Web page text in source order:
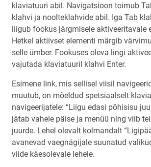
klaviatuuri abil. Navigatsioon toimub
klahvi ja noolteklahvide abil. Iga Tab
liigub fookus järgmisele aktiveeritavale
Hetkel aktiivset elementi märgib
selle ümber. Fookuses oleva lingi
vajutada klaviatuuril klahvi Enter.
Esimene link, mis sellisel viisil
muutub, on mõeldud spetsiaalselt
navigeerijatele: “Liigu edasi põhisisu
jätab vahele päise ja menüü ning viib
juurde. Lehel olevalt kolmandalt
avanevad vaegnägijale suunatud
viide käesolevale lehele.